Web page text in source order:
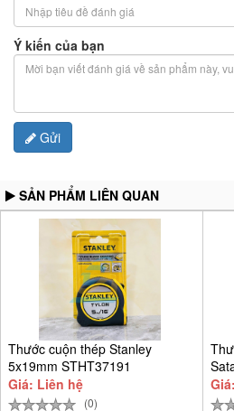
Ý kiến của bạn
Gửi
SẢN PHẨM LIÊN QUAN
Thước cuộn thép Stanley
5x19mm STHT37191
Giá: Liên hệ
(0)